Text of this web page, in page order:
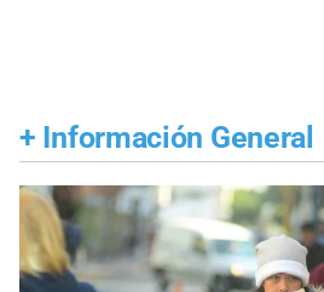
+ Información General